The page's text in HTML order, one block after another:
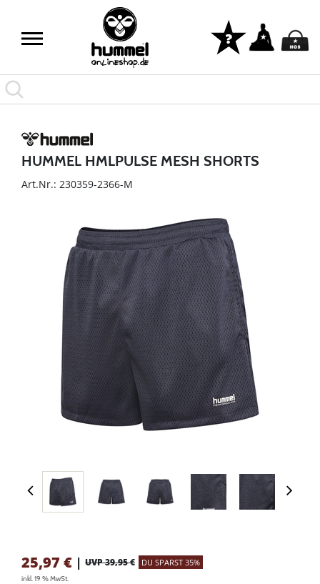
HUMMEL HMLPULSE MESH SHORTS
Art.Nr.: 230359-2366-M
25,97 € | UVP 39,95 € DU SPARST 35%
inkl. 19 % MwSt.